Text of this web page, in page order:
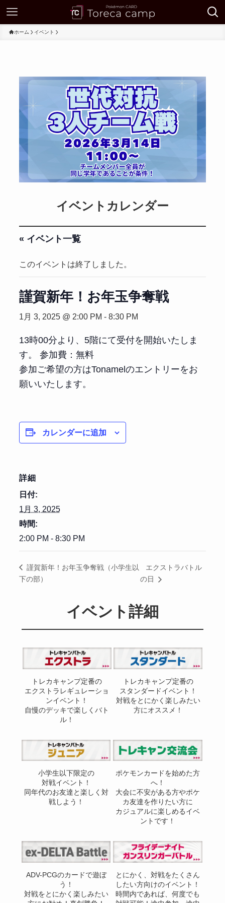
ホーム イベント
イベントカレンダー
« イベント一覧
このイベントは終了しました。
謹賀新年！お年玉争奪戦
1月 3, 2025 @ 2:00 PM - 8:30 PM
13時00分より、5階にて受付を開始いたしま
す。 参加費：無料
参加ご希望の方はTonamelのエントリーをお
願いいたします。
カレンダーに追加
詳細
日付:
1月 3, 2025
時間:
2:00 PM - 8:30 PM
謹賀新年！お年玉争奪戦（小学生以
下の部）
エクストラバトル
の日
イベント詳細
トレカキャンプ定番の
エクストラレギュレーショ
ンイベント！
自慢のデッキで楽しくバト
ル！
トレカキャンプ定番の
スタンダードイベント！
対戦をとにかく楽しみたい
方にオススメ！
小学生以下限定の
対戦イベント！
同年代のお友達と楽しく対
戦しよう！
ポケモンカードを始めた方
へ！
大会に不安がある方やポケ
カ友達を作りたい方に
カジュアルに楽しめるイベ
ントです！
ADV-PCGのカードで遊ぼ
う！
対戦をとにかく楽しみたい
とにかく、対戦をたくさん
したい方向けのイベント！
時間内であれば、何度でも